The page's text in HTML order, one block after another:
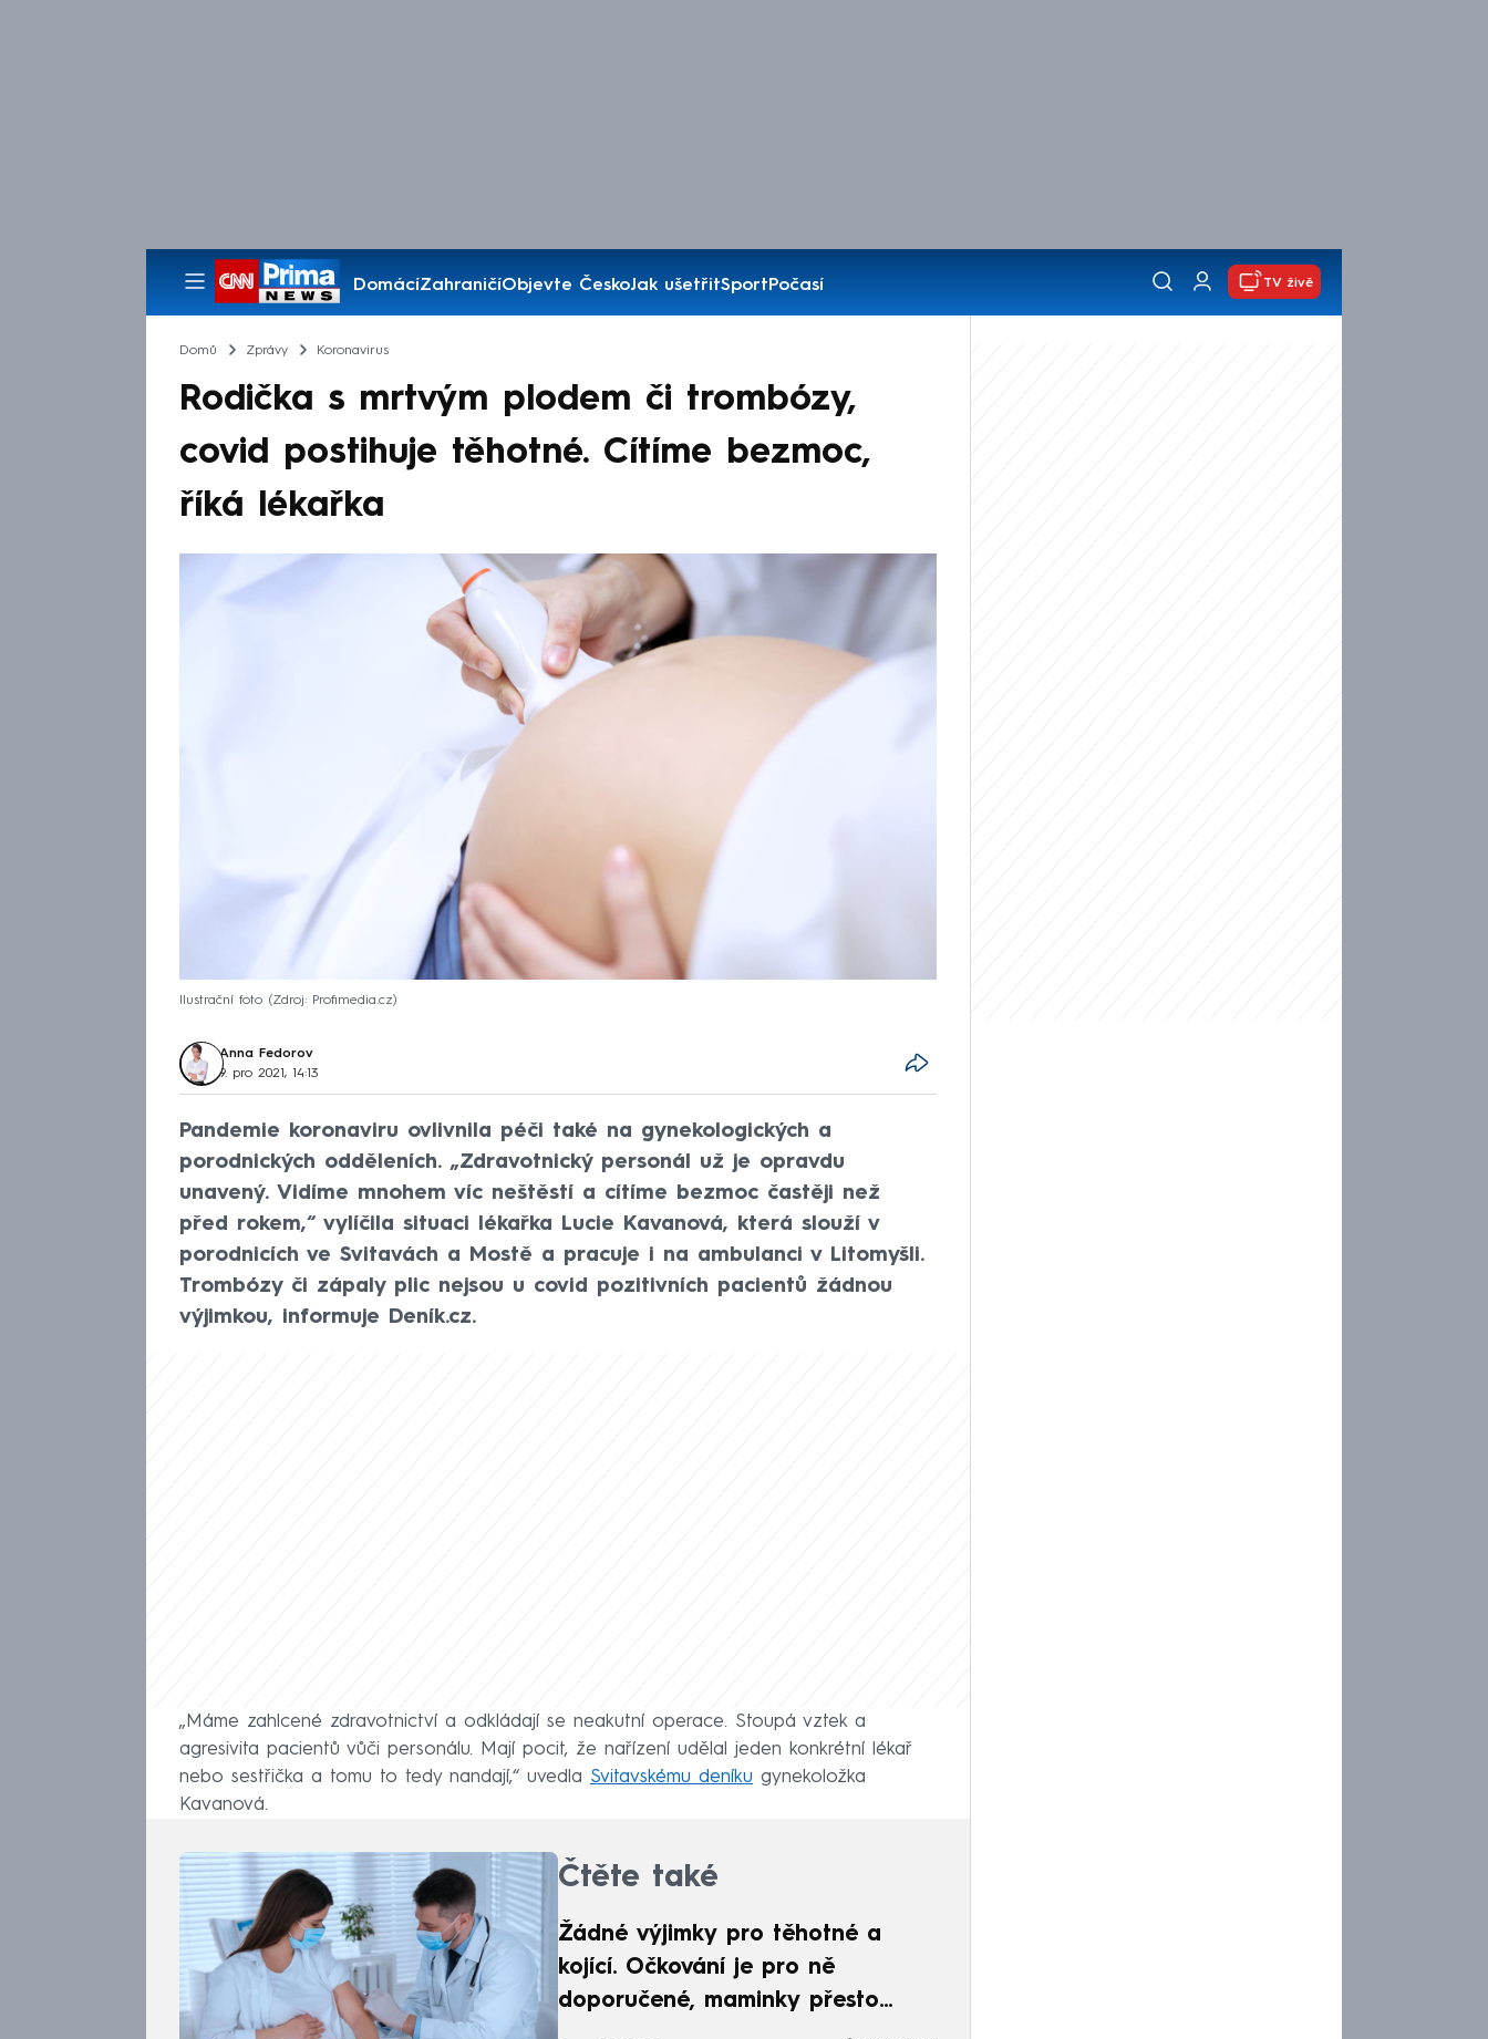
DomácíZahraničíObjevte ČeskoJak ušetřitSportPočasí
Pořady
TV živě
Domů Zprávy Koronavirus
Rodička s mrtvým plodem či trombózy,
covid postihuje těhotné. Cítíme bezmoc,
říká lékařka
Ilustrační foto Zdroj: Profimedia.cz
Anna Fedorov
9. pro 2021, 14:13
Pandemie koronaviru ovlivnila péči také na gynekologických a
porodnických odděleních. „Zdravotnický personál už je opravdu
unavený. Vidíme mnohem víc neštěstí a cítíme bezmoc častěji než
před rokem,“ vylíčila situaci lékařka Lucie Kavanová, která slouží v
porodnicích ve Svitavách a Mostě a pracuje i na ambulanci v Litomyšli.
Trombózy či zápaly plic nejsou u covid pozitivních pacientů žádnou
výjimkou, informuje Deník.cz.
„Máme zahlcené zdravotnictví a odkládají se neakutní operace. Stoupá vztek a
agresivita pacientů vůči personálu. Mají pocit, že nařízení udělal jeden konkrétní lékař
nebo sestřička a tomu to tedy nandají,“ uvedla Svitavskému deníku gynekoložka
Kavanová.
Čtěte také
Žádné výjimky pro těhotné a
kojící. Očkování je pro ně
doporučené, maminky přesto